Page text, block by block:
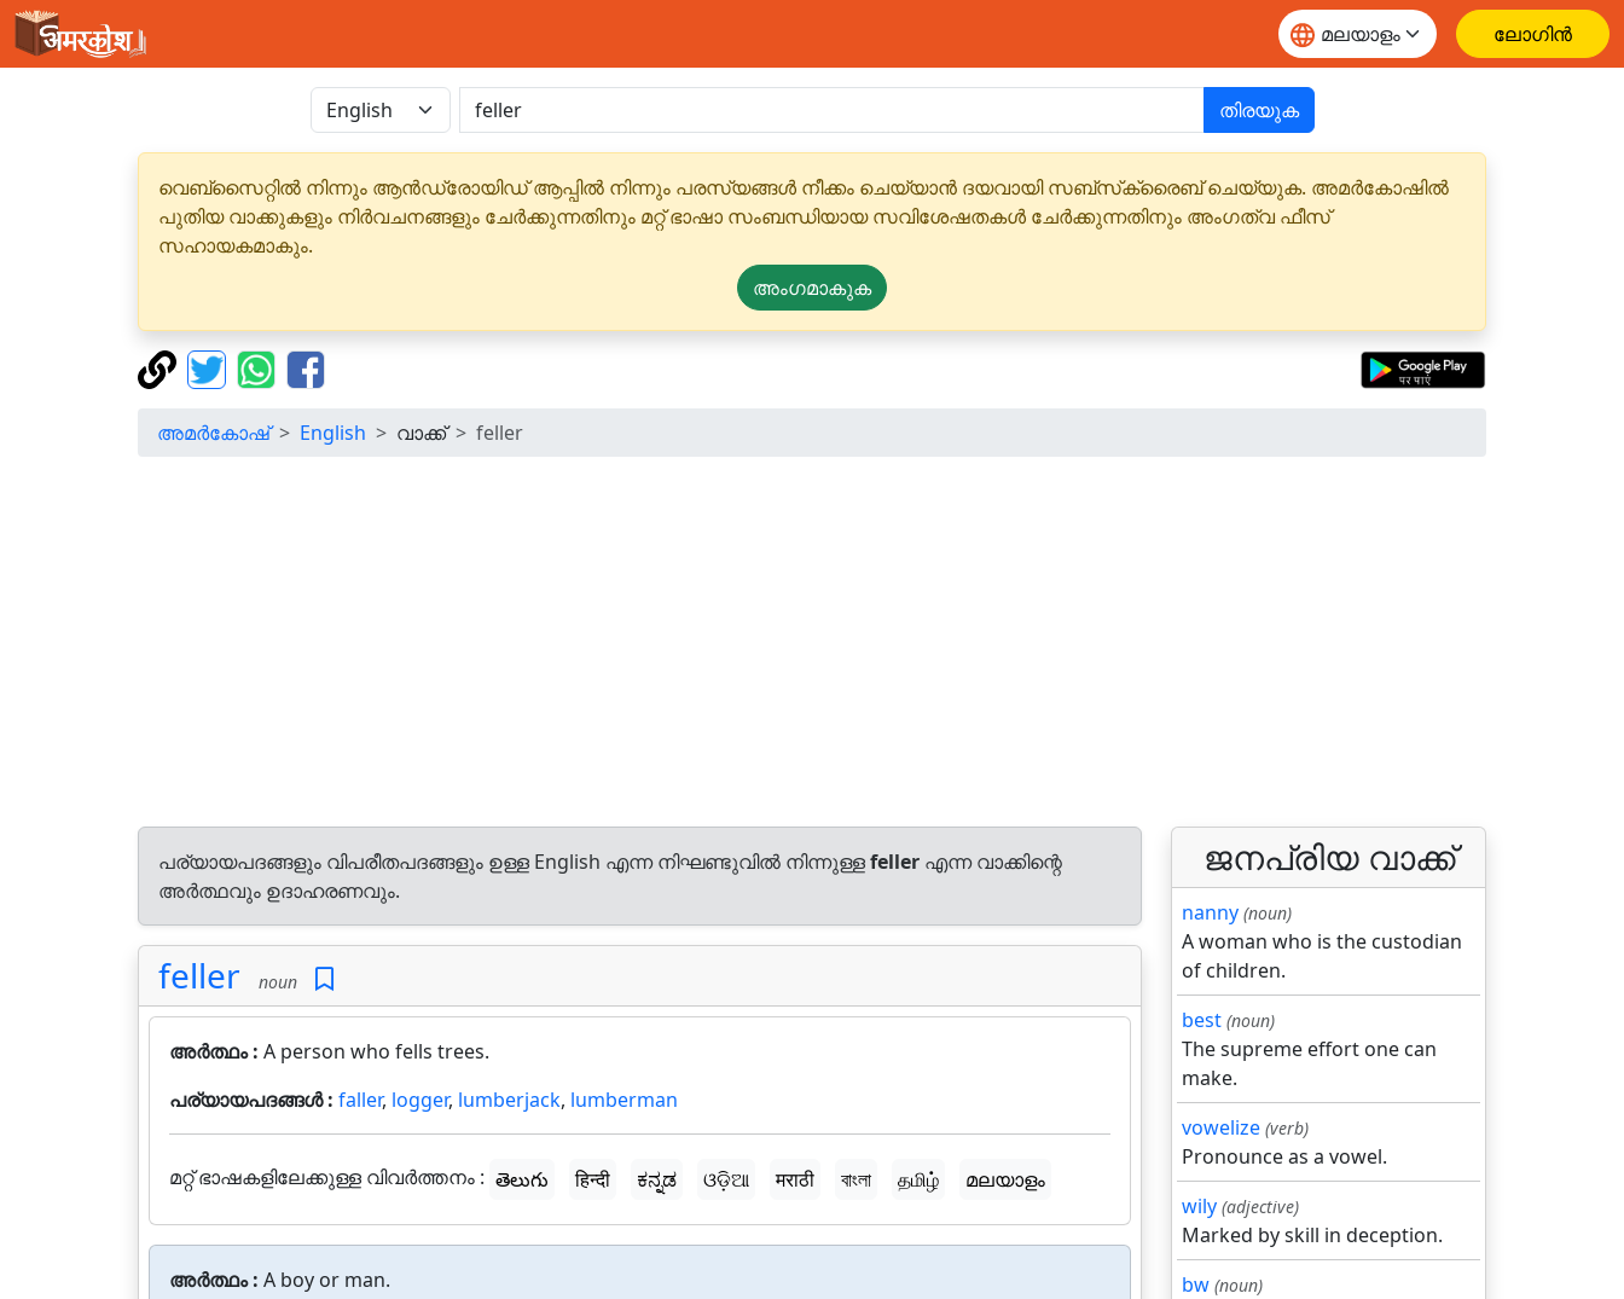
ലോഗിൻ
തിരയുക
വെബ്‌സൈറ്റിൽ നിന്നും ആൻഡ്രോയിഡ് ആപ്പിൽ നിന്നും പരസ്യങ്ങൾ നീക്കം ചെയ്യാൻ ദയവായി സബ്‌സ്‌ക്രൈബ് ചെയ്യുക. അമർകോഷിൽ
പുതിയ വാക്കുകളും നിർവചനങ്ങളും ചേർക്കുന്നതിനും മറ്റ് ഭാഷാ സംബന്ധിയായ സവിശേഷതകൾ ചേർക്കുന്നതിനും അംഗത്വ ഫീസ്
സഹായകമാകും.
അംഗമാകുക
അമർകോഷ് English വാക്ക് feller
പര്യായപദങ്ങളും വിപരീതപദങ്ങളും ഉള്ള English എന്ന നിഘണ്ടുവിൽ നിന്നുള്ളfeller എന്ന വാക്കിന്റെ
അർത്ഥവും ഉദാഹരണവും.
feller noun
അർത്ഥം : A person who fells trees.
പര്യായപദങ്ങൾ : faller, logger, lumberjack, lumberman
മറ്റ് ഭാഷകളിലേക്കുള്ള വിവർത്തനം : తెలుగు हिन्दी ಕನ್ನಡ ଓଡ଼ିଆ मराठी বাংলা தமிழ் മലയാളം
അർത്ഥം : A boy or man.
ജനപ്രിയ വാക്ക്
nanny (noun)
A woman who is the custodian
of children.
best (noun)
The supreme effort one can
make.
vowelize (verb)
Pronounce as a vowel.
wily (adjective)
Marked by skill in deception.
bw (noun)